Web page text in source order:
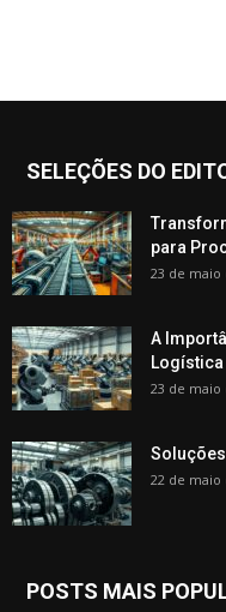
SELEÇÕES DO
para
23 de maio
A
23 de maio
22 de maio
POSTS MAIS